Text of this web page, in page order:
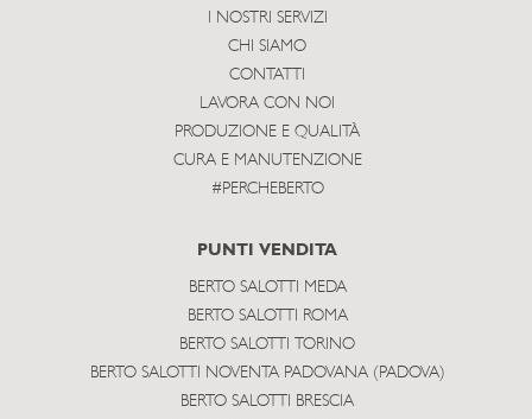
I NOSTRI SERVIZI
CHI SIAMO
CONTATTI
LAVORA CON NOI
PRODUZIONE E QUALITÀ
CURA E MANUTENZIONE
#PERCHEBERTO
PUNTI VENDITA
BERTO SALOTTI MEDA
BERTO SALOTTI ROMA
BERTO SALOTTI TORINO
BERTO SALOTTI NOVENTA PADOVANA (PADOVA)
BERTO SALOTTI BRESCIA